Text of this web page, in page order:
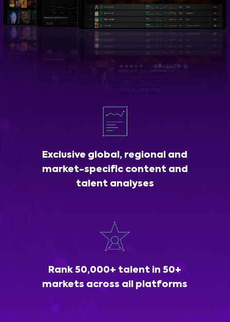
Exclusive global, regional and
market-specific content and
talent analyses
Rank 50,000+ talent in 50+
markets across all platforms